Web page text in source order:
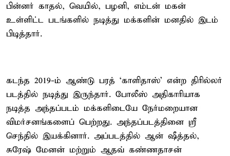
பின்னர் காதல், வெயில், பழனி, எம்டன் மகன்
உள்ளிட்ட படங்களில் நடித்து மக்களின் மனதில் இடம்
பிடித்தார்.
கடந்த 2019-ம் ஆண்டு பரத் ‘காளிதாஸ்’ என்ற திரில்லர்
படத்தில் நடித்து இருந்தார். போலீஸ் அதிகாரியாக
நடித்த அந்தப்படம் மக்களிடையே நேர்மறையான
விமர்சனங்களைப் பெற்றது. அந்தப்படத்தினை ஸ்ரீ
செந்தில் இயக்கினார். அப்படத்தில் ஆன் ஷீத்தல்,
சுரேஷ் மேனன் மற்றும் ஆதவ் கண்ணதாசன்